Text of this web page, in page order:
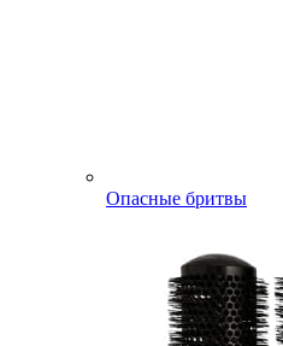
Опасные бритвы